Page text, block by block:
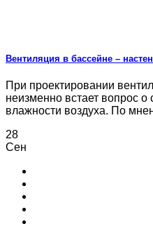
Вентиляция в бассейне –
При проектировании
неизменно встает вопрос о
влажности воздуха. По
28
Сен